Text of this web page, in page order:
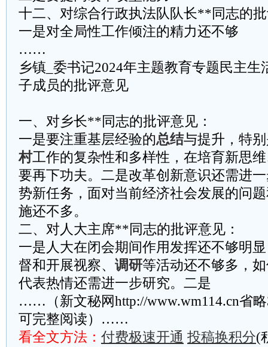
十二、对综合行政执法队队长**同志的
一是对全局性工作倾注的精力还不够
……
乡镇_委书记2024年主题教育专题民主生
子成员的批评意见
一、对乡长**同志的批评意见：
一是要注重基层经验的总结与提升，特
村工作的复杂性和多样性，在培育新思
要再下功夫。二是改革创新意识还需进
势新任务，面对当前经济社会发展的问
施还不多。
二、对人大主席**同志的批评意见：
一是人大在闭会期间作用发挥还不够明
督和开展视察、 调研等活动还不够多，
代表热情还需进一步研究。二是
……（新文秘网http://www.wm114.cn省
可完整阅读）……
看全文方法： 付费极速开通 投稿换积分(